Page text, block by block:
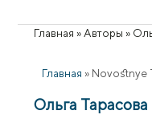
Главная » Авторы »
Главная » Novostnye
Ольга Тарасова